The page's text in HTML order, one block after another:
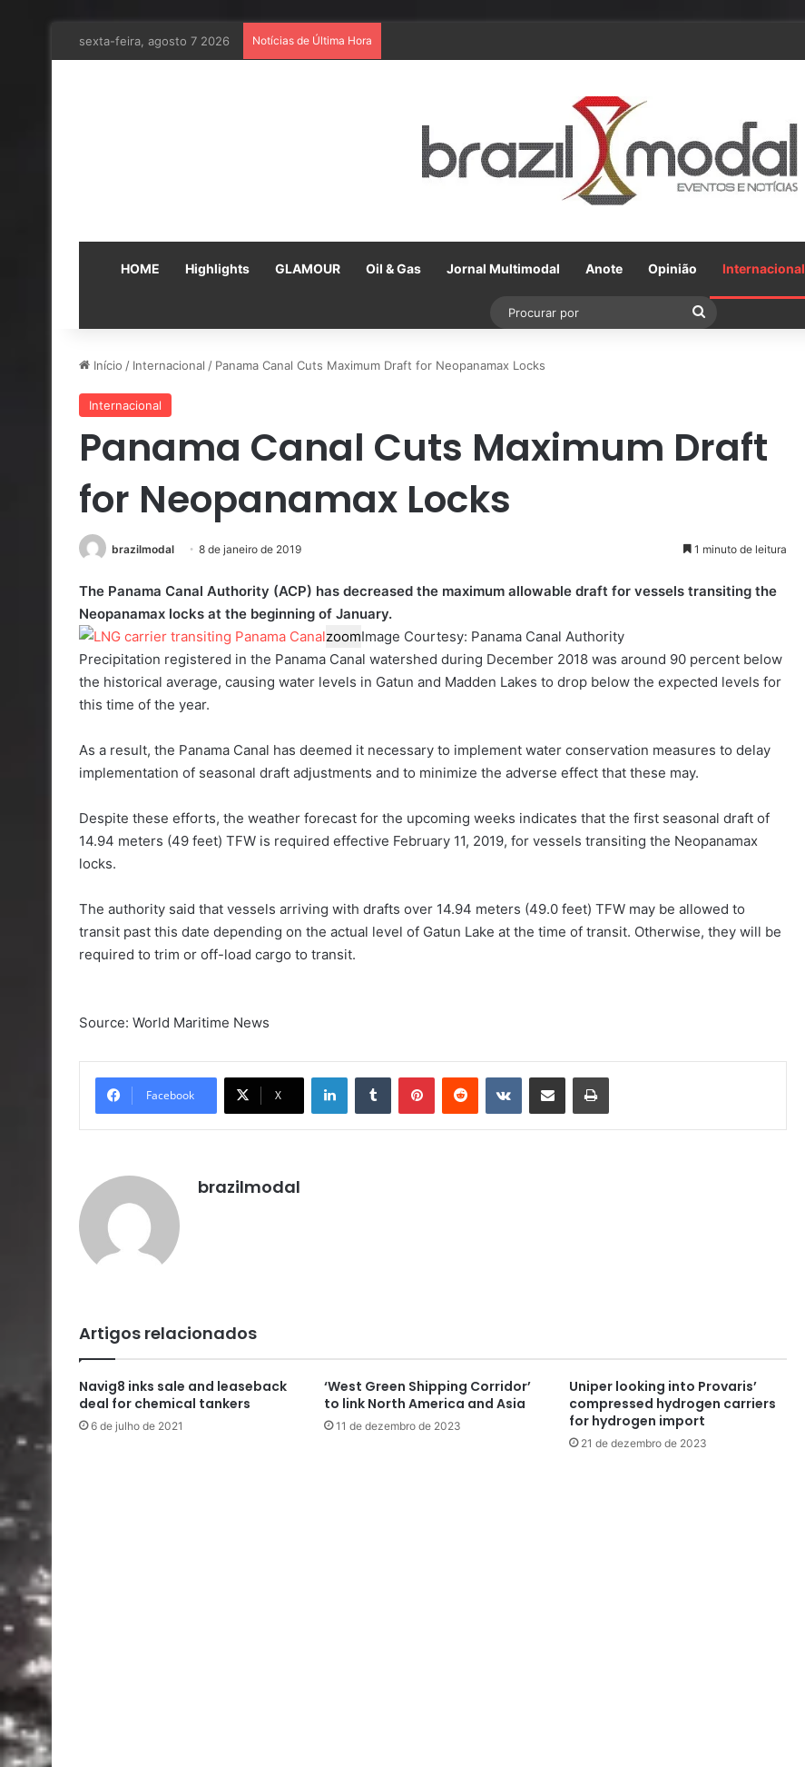
sexta-feira, agosto 7 2026 Notícias de Última Hora
HOME Highlights GLAMOUR Oil & Gas Jornal Multimodal Anote Opinião Internacional
Procurar
Início / Internacional / Panama Canal Cuts Maximum Draft for Neopanamax Locks
Internacional
Panama Canal Cuts Maximum Draft
for Neopanamax Locks
brazilmodal 8 de janeiro de 2019 1 minuto de leitura
The Panama Canal Authority (ACP) has decreased the maximum allowable draft for vessels transiting the
Neopanamax locks at the beginning of January.
zoomImage Courtesy: Panama Canal Authority
Precipitation registered in the Panama Canal watershed during December 2018 was around 90 percent below
the historical average, causing water levels in Gatun and Madden Lakes to drop below the expected levels for
this time of the year.
As a result, the Panama Canal has deemed it necessary to implement water conservation measures to delay
implementation of seasonal draft adjustments and to minimize the adverse effect that these may.
Despite these efforts, the weather forecast for the upcoming weeks indicates that the first seasonal draft of
14.94 meters (49 feet) TFW is required effective February 11, 2019, for vessels transiting the Neopanamax
locks.
The authority said that vessels arriving with drafts over 14.94 meters (49.0 feet) TFW may be allowed to
transit past this date depending on the actual level of Gatun Lake at the time of transit. Otherwise, they will be
required to trim or off-load cargo to transit.
Source: World Maritime News
Facebook X
LinkedinTumblr PinterestReddit VK Compartilhar via e-mail Imprimir
brazilmodal
Artigos relacionados
Navig8 inks sale and leaseback
deal for chemical tankers
6 de julho de 2021
‘West Green Shipping Corridor’
to link North America and Asia
11 de dezembro de 2023
Uniper looking into Provaris’
compressed hydrogen carriers
for hydrogen import
21 de dezembro de 2023